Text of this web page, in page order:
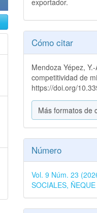
exportador.
Detalles
del
artículo
Cómo citar
Mendoza Yépez,
competitividad de
https://doi.org/
Más formatos de
Número
Vol. 9 Núm. 23
SOCIALES, ÑEQUE